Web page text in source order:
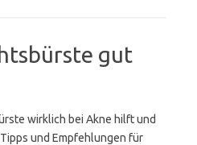
gut
wirklich bei Akne hilft und
und Empfehlungen für